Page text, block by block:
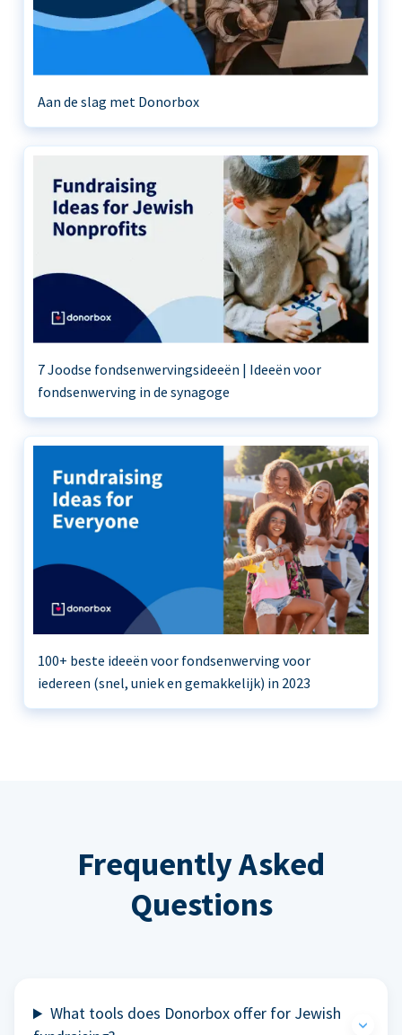
Aan de slag met Donorbox
7 Joodse fondsenwervingsideeën | Ideeën voor
fondsenwerving in de synagoge
100+ beste ideeën voor fondsenwerving voor
iedereen (snel, uniek en gemakkelijk) in 2023
Frequently Asked
Questions
What tools does Donorbox offer for Jewish